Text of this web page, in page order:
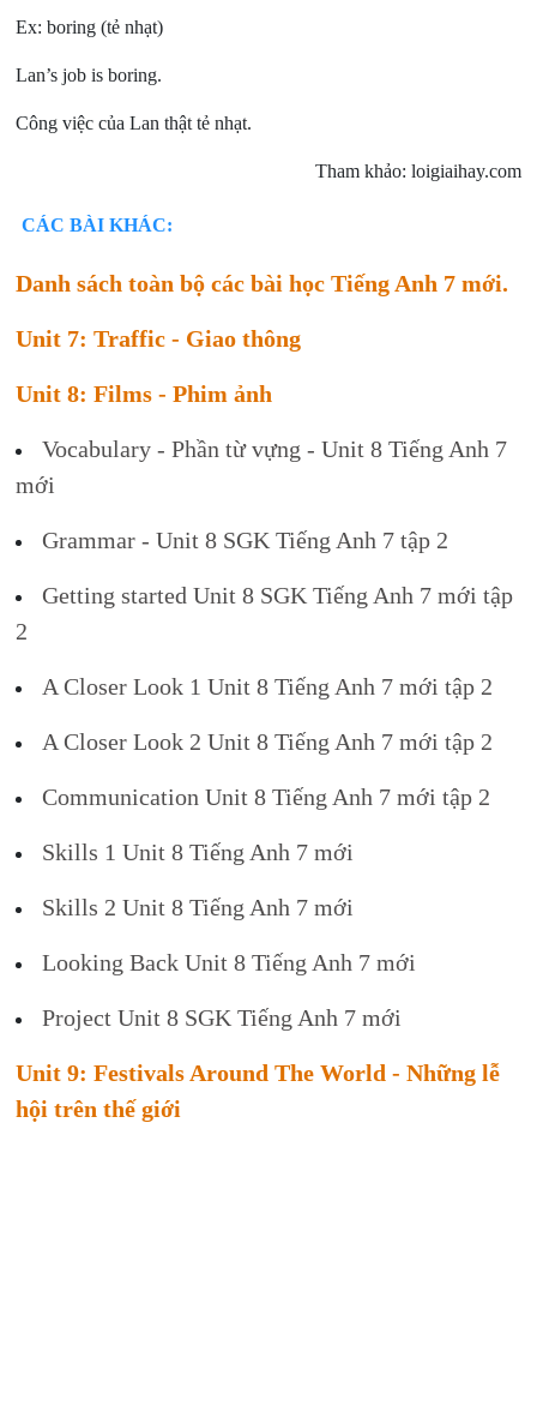
Ex: boring (tẻ nhạt)
Lan’s job is boring.
Công việc của Lan thật tẻ nhạt.
Tham khảo: loigiaihay.com
CÁC BÀI KHÁC:
Danh sách toàn bộ các bài học Tiếng Anh 7 mới.
Unit 7: Traffic - Giao thông
Unit 8: Films - Phim ảnh
Vocabulary - Phần từ vựng - Unit 8 Tiếng Anh 7
mới
Grammar - Unit 8 SGK Tiếng Anh 7 tập 2
Getting started Unit 8 SGK Tiếng Anh 7 mới tập
2
A Closer Look 1 Unit 8 Tiếng Anh 7 mới tập 2
A Closer Look 2 Unit 8 Tiếng Anh 7 mới tập 2
Communication Unit 8 Tiếng Anh 7 mới tập 2
Skills 1 Unit 8 Tiếng Anh 7 mới
Skills 2 Unit 8 Tiếng Anh 7 mới
Looking Back Unit 8 Tiếng Anh 7 mới
Project Unit 8 SGK Tiếng Anh 7 mới
Unit 9: Festivals Around The World - Những lễ
hội trên thế giới